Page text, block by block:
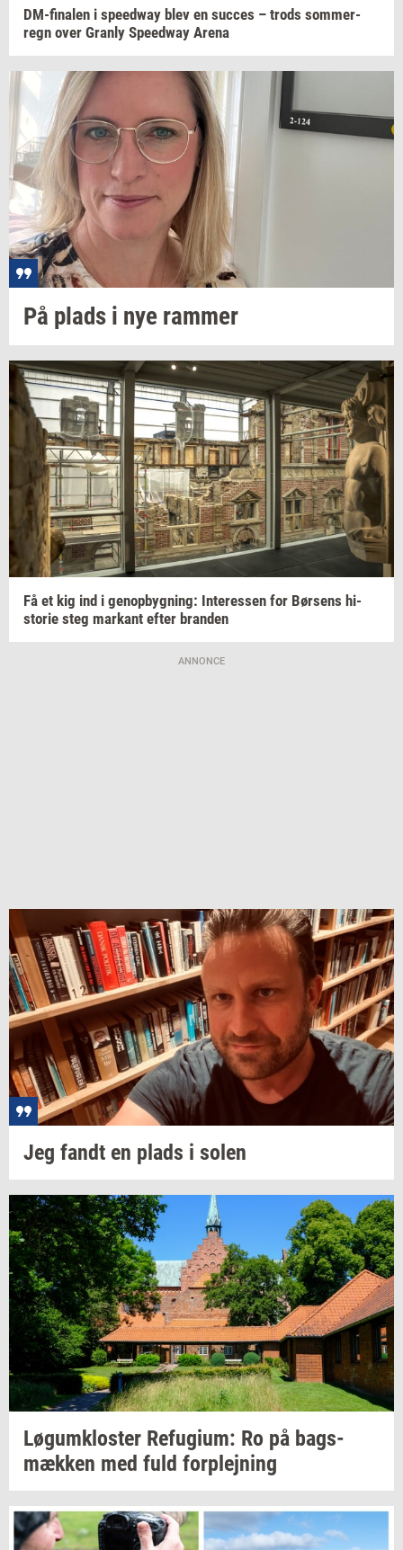
DM-​finalen i spe­edway blev en suc­ces – trods som­mer­
regn over Gran­ly Spe­edway Arena
På plads i nye ram­mer
Få et kig ind i genop­byg­ning: In­ter­es­sen for Bør­sens hi­
sto­rie steg mar­kant efter bran­den
ANNONCE
Jeg fandt en plads i solen
Løgum­klo­ster Re­fu­gi­um: Ro på bags­
mæk­ken med fuld for­plej­ning